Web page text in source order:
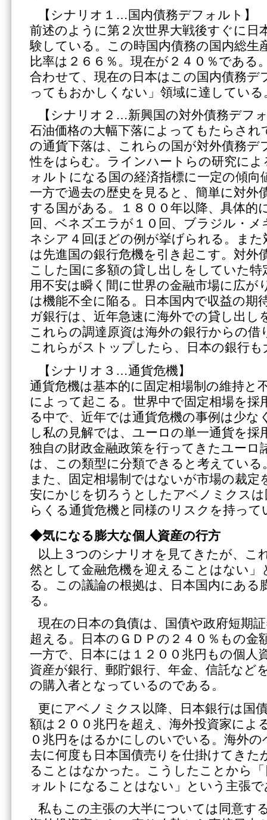
【シナリオ１…国内債務デフォルト】
前述のように第２次世界大戦後すぐに日
験している。この時国内債務の国内総生
比率は２６６％。現在が２４０％である
合わせて、現在の日本はこの国内債務デ
ってもおかしくない」領域に達している
【シナリオ２…新興国の対外債務デフ
石油価格の大幅下落によってもたらされ
の通貨下落は、これらの国が対外債務デ
性をはらむ。ラインハートらの研究に
ォルトになる国の経済指標に一定の傾向
一方で過去の歴史を見ると、簡単に対外
する国がある。１８００年以降、具体的
回、ベネズエラが１０回、ブラジル・
ネシア４回ほどの例が挙げられる。ま
は先進国の銀行危機を引き起こす。対外
こした国に多額の貸し出しをしていた特
用不安は瞬く間に世界の金融市場に広が
は機能不全に陥る。日本国内で収益の期
ガ銀行は、近年急速に海外での貸し出し
これらの調達原資は海外の銀行からの借
これらがストップしたら、日本の銀行
【シナリオ３…通貨危機】
通貨危機は基本的に固定相場制の維持と
によって起こる。世界中で固定相場を採
る中で、近年では通貨危機の事例は少な
し私の見解では、ユーロの単一通貨を採
独自の財政金融政策を行ってきたユーロ
は、この類型に分類できると考えている
また、固定相場制ではないが市場の裁定
安にかじを切ろうとしたアベノミクス
らくる通貨危機と同様のリスクを持っ
◆気になる膨大な個人資産の行方
以上３つのシナリオを見てきたが、こ
然として金融危機を迎えることはない」
る。この議論の根拠は、日本国内にある
る。
現在の日本の負債は、国債や政府短期
超える。日本のＧＤＰの２４０％もの金
一方で、日本には１２００兆円もの個人
資産が銀行、郵貯銀行、年金、信託など
の購入者となっているのである。
更にアベノミクス以降、日本銀行は国
額は２００兆円を超え、海外投資家によ
０兆円をはるかにしのいでいる。海外
去に何度も日本国債売りを仕掛けてきた
ることはなかった。こうしたことから
ォルトになることはない」という主張
私もこの主張の大半については同意す